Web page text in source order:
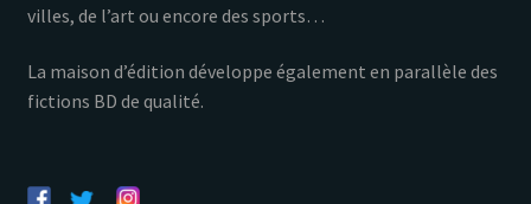
villes, de l’art ou encore des sports…
La maison d’édition développe également en parallèle des
fictions BD de qualité.